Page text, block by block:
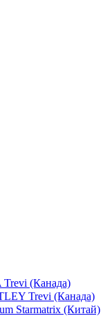
(Канада)
Trevi (Канада)
Starmatrix (Китай)